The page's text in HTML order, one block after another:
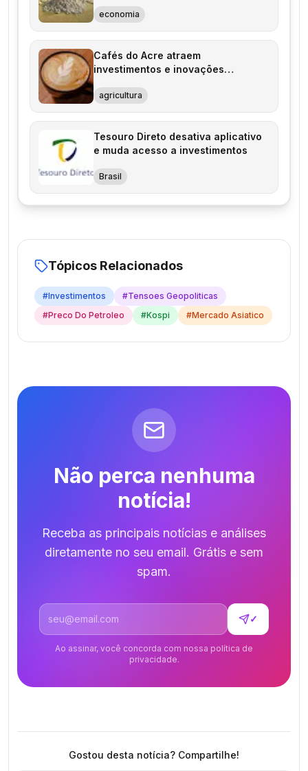
economia
Cafés do Acre atraem
investimentos e inovações
agricultura
Tesouro Direto desativa aplicativo
e muda acesso a investimentos
Brasil
Tópicos Relacionados
#Investimentos #Tensoes Geopoliticas
#Preco Do Petroleo #Kospi #Mercado Asiatico
Não perca nenhuma
notícia!
Receba as principais notícias e análises
diretamente no seu email. Grátis e sem
spam.
Endereço de email
✓
Ao assinar, você concorda com nossa política de
privacidade.
Gostou desta notícia? Compartilhe!